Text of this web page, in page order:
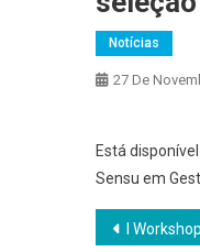
Notícias
27 De
Está
Sensu em
I Workshop sobre